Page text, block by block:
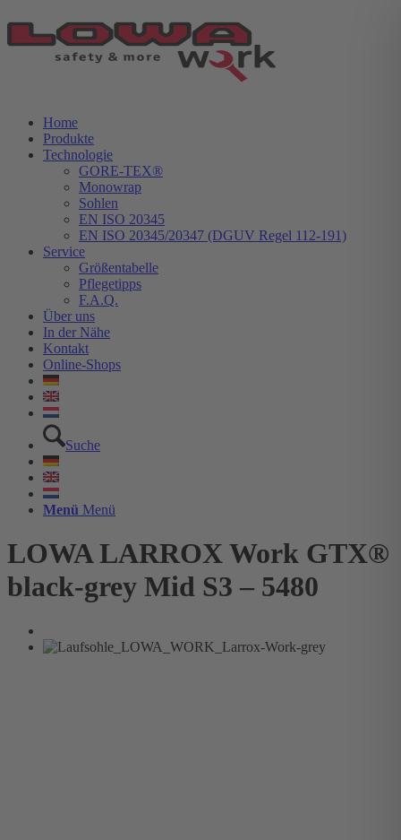
Home
Produkte
Technologie
GORE-TEX®
Monowrap
Sohlen
EN ISO 20345
EN ISO 20345/20347 (DGUV Regel 112-191)
Service
Größentabelle
Pflegetipps
F.A.Q.
Über uns
In der Nähe
Kontakt
Online-Shops
Suche
Menü Menü
LOWA LARROX Work GTX®
black-grey Mid S3 – 5480